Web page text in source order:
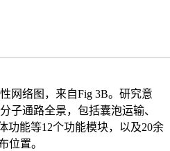
网络图，来自Fig 3B。研究意
子通路全景，包括囊泡运输、
功能等12个功能模块，以及20余
位置。